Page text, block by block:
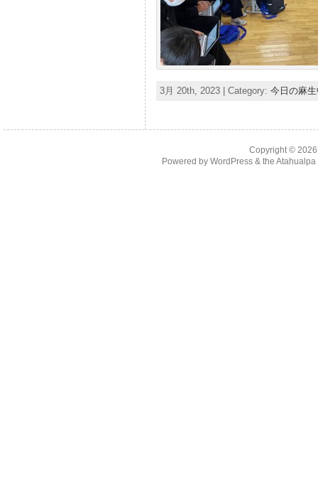
3月 20th, 2023 | Category: 今日の麻
Copyright ©
Powered by WordPress& the Atahualpa